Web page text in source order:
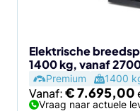
Elektrische
1400 kg, vanaf
Premium 1400
Vanaf:€7.695,00
Vraag naar actuele
de
productpagina